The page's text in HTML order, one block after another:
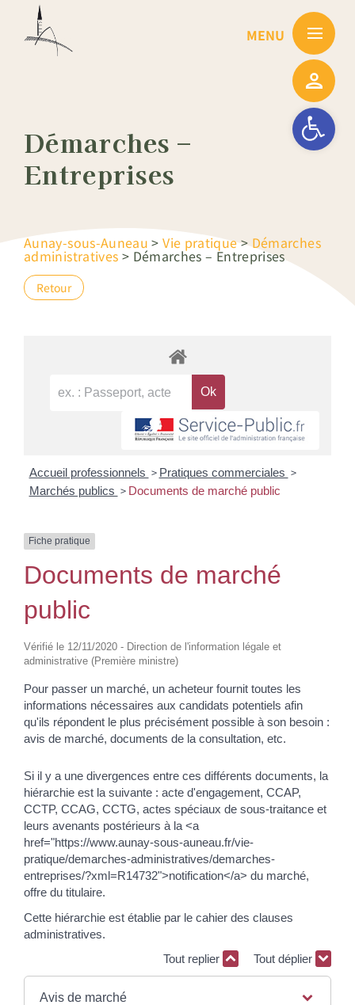
Ouvrir la
Démarches –
Entreprises
Aunay-sous-Auneau >Vie pratique>Démarches
administratives > Démarches – Entreprises
Retour
Accueil professionnels > Pratiques commerciales >
Marchés publics > Documents de marché public
Fiche pratique
Documents de marché
public
Vérifié le 12/11/2020 - Direction de l'information légale et
administrative (Première ministre)
Pour passer un marché, un acheteur fournit toutes les
informations nécessaires aux candidats potentiels afin
qu'ils répondent le plus précisément possible à son besoin :
avis de marché, documents de la consultation, etc.
Si il y a une divergences entre ces différents documents, la
hiérarchie est la suivante : acte d'engagement, CCAP,
CCTP, CCAG, CCTG, actes spéciaux de sous-traitance et
leurs avenants postérieurs à la <a
href="https://www.aunay-sous-auneau.fr/vie-
pratique/demarches-administratives/demarches-
entreprises/?xml=R14732">notification</a> du marché,
offre du titulaire.
Cette hiérarchie est établie par le cahier des clauses
administratives.
Tout replier
Tout déplier
Avis de marché